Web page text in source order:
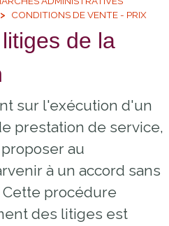
CONDITIONS DE VENTE - PRIX
de la
sur l'exécution d'un
prestation de service,
au
à un accord sans
procédure
des litiges est